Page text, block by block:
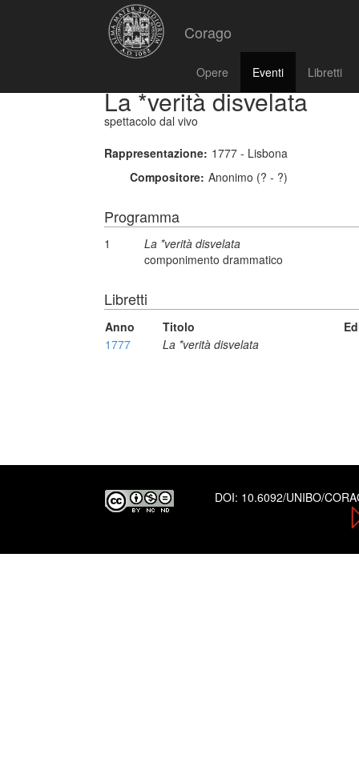
Corago
Opere Eventi Libretti
La *verità disvelata
spettacolo dal vivo
Rappresentazione: 1777 - Lisbona
Compositore: Anonimo (? - ?)
Programma
1
La *verità disvelata
componimento drammatico
Libretti
Anno Titolo
1777
La *verità disvelata
DOI: 10.6092/UNIBO/